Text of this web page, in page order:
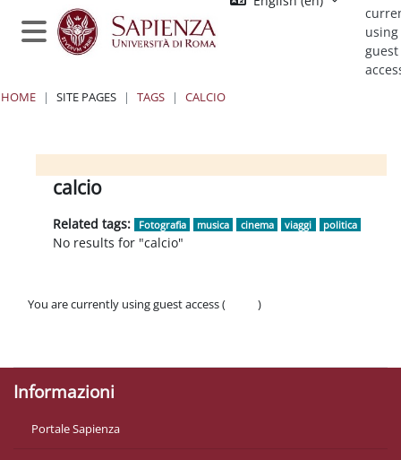
Skip to main content
Side panel
using
guest
HOME SITE PAGES TAGS CALCIO
Blocks
Blocks
Blocks
Blockscalcio
Related tags: Fotografia musica cinema viaggi politica
No results for "calcio"
You are currently using guest access (
)
Informazioni
Portale Sapienza